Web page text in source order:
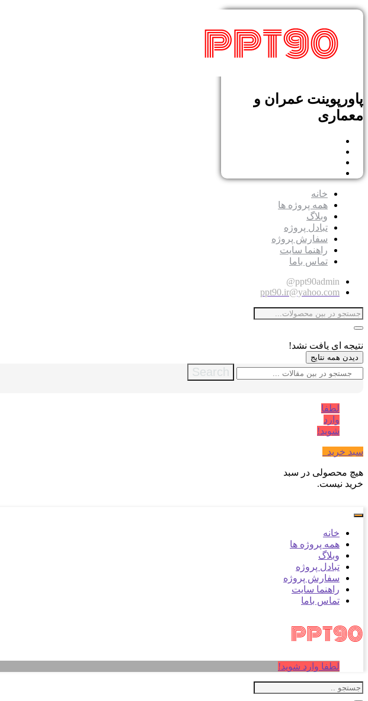
پاورپوینت عمران و
معماری
خانه
همه پروژه ها
وبلاگ
تبادل پروژه
سفارش پروژه
راهنما سایت
تماس باما
ppt90admin@
ppt90.ir@yahoo.com
نتیجه ای یافت نشد!
دیدن همه نتایج
Search
لطفا
وارد
شوید!
سبد خرید
هیچ محصولی در سبد
خرید نیست.
خانه
همه پروژه ها
وبلاگ
تبادل پروژه
سفارش پروژه
راهنما سایت
تماس باما
لطفا وارد شوید!